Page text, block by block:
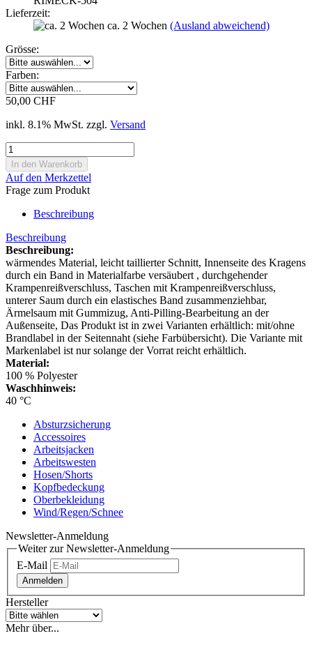
Lieferzeit:
ca. 2 Wochen (Ausland abweichend)
Grösse:
Farben:
50,00 CHF
inkl. 8.1% MwSt. zzgl. Versand
Auf den Merkzettel
Frage zum Produkt
Beschreibung
Beschreibung
Beschreibung:
wärmendes Material, leicht taillierter Schnitt, Innenseite des Kragens
durch ein Band in Materialfarbe versäubert , durchgehender
Krampenreißverschluss, Taschen mit Krampenreißverschluss,
unterer Saum durch ein elastisches Band zusammenziehbar,
Ärmelsaum mit Gummizug, Anti-Pilling-Bearbeitung an der
Außenseite, Das Produkt ist in zwei Varianten erhältlich: mit/ohne
Brandlabel in der Seitennaht (siehe Farbübersicht). Die Variante mit
Markenlabel ist nur solange der Vorrat reicht erhältlich.
Material:
100 % Polyester
Waschhinweis:
40 °C
Absturzsicherung
Accessoires
Arbeitsjacken
Arbeitswesten
Hosen/Shorts
Kopfbedeckung
Oberbekleidung
Wind/Regen/Schnee
Newsletter-Anmeldung
Weiter zur Newsletter-Anmeldung
E-Mail
Anmelden
Hersteller
Mehr über...